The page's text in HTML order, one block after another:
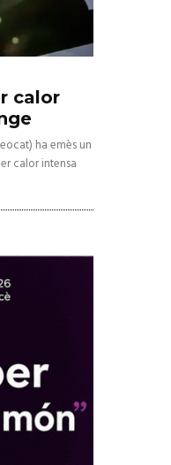
calor
ha emès un
calor intensa